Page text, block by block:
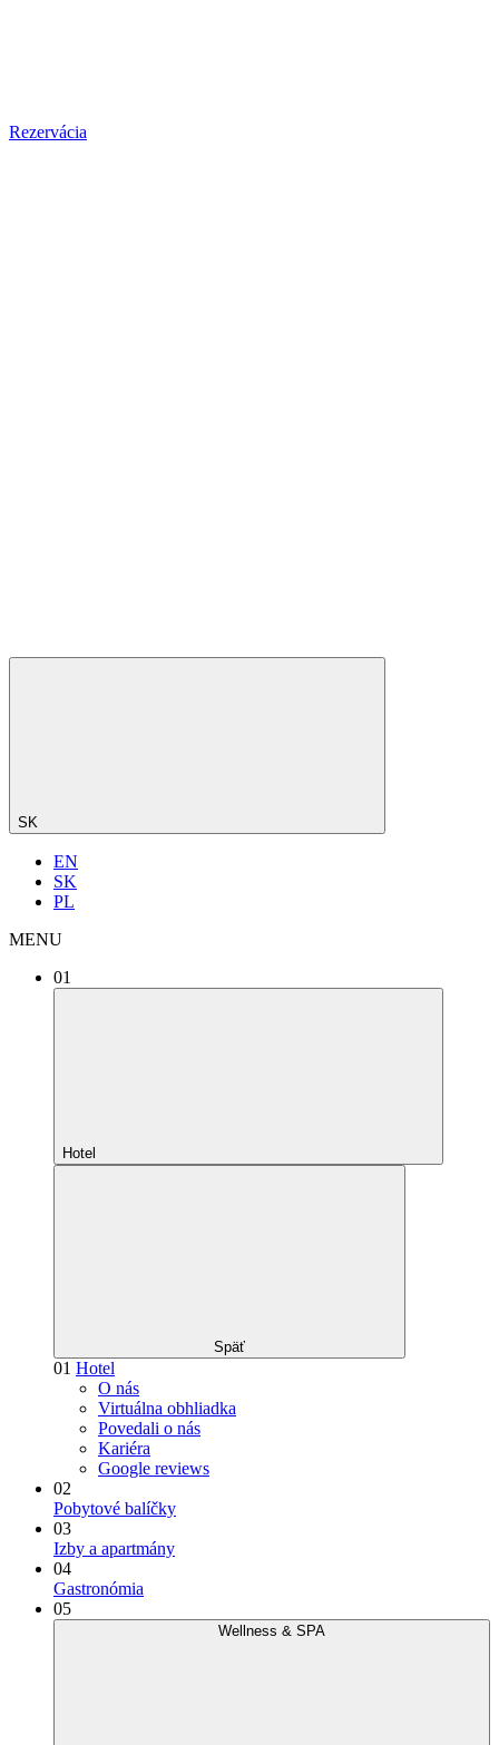
Rezervácia
SK
EN
SK
PL
MENU
01
Hotel
Späť
01 Hotel
O nás
Virtuálna obhliadka
Povedali o nás
Kariéra
Google reviews
02
Pobytové balíčky
03
Izby a apartmány
04
Gastronómia
05
Wellness & SPA